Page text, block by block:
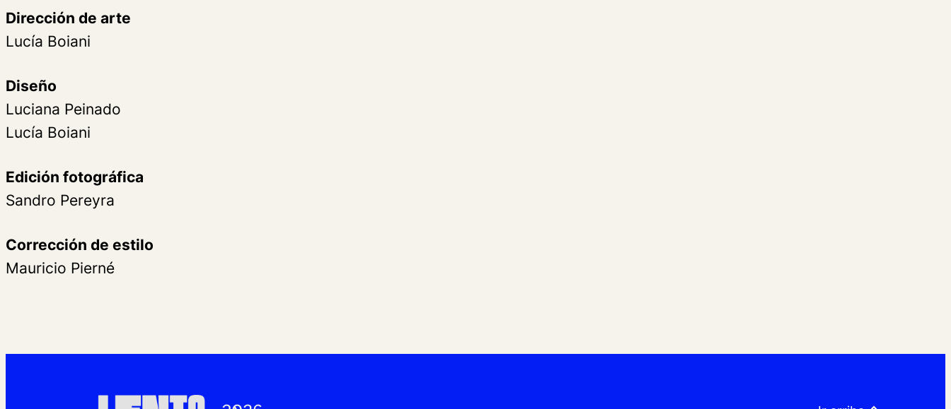
Dirección de arte
Lucía Boiani
Diseño
Luciana Peinado
Lucía Boiani
Edición fotográfica
Sandro Pereyra
Corrección de estilo
Mauricio Pierné